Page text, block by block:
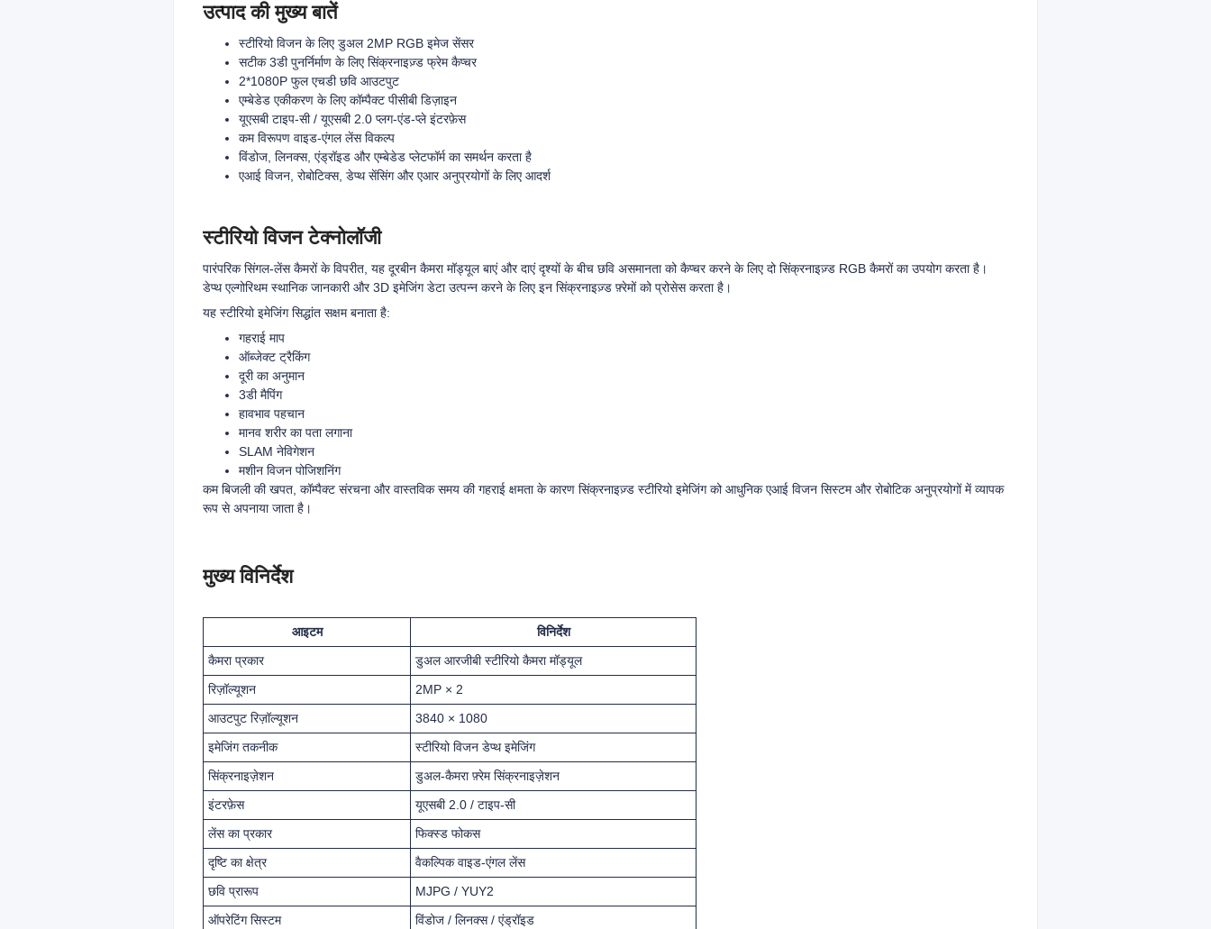
उत्पाद की मुख्य बातें
स्टीरियो विजन के लिए डुअल 2MP RGB इमेज सेंसर
सटीक 3डी पुनर्निर्माण के लिए सिंक्रनाइज़्ड फ्रेम कैप्चर
2*1080P फुल एचडी छवि आउटपुट
एम्बेडेड एकीकरण के लिए कॉम्पैक्ट पीसीबी डिज़ाइन
यूएसबी टाइप-सी / यूएसबी 2.0 प्लग-एंड-प्ले इंटरफ़ेस
कम विरूपण वाइड-एंगल लेंस विकल्प
विंडोज, लिनक्स, एंड्रॉइड और एम्बेडेड प्लेटफॉर्म का समर्थन करता है
एआई विजन, रोबोटिक्स, डेप्थ सेंसिंग और एआर अनुप्रयोगों के लिए आदर्श
स्टीरियो विजन टेक्नोलॉजी
पारंपरिक सिंगल-लेंस कैमरों के विपरीत, यह दूरबीन कैमरा मॉड्यूल बाएं और दाएं दृश्यों के बीच छवि असमानता को कैप्चर करने के लिए दो सिंक्रनाइज़्ड RGB कैमरों का उपयोग करता है।
डेप्थ एल्गोरिथम स्थानिक जानकारी और 3D इमेजिंग डेटा उत्पन्न करने के लिए इन सिंक्रनाइज़्ड फ़्रेमों को प्रोसेस करता है।
यह स्टीरियो इमेजिंग सिद्धांत सक्षम बनाता है:
गहराई माप
ऑब्जेक्ट ट्रैकिंग
दूरी का अनुमान
3डी मैपिंग
हावभाव पहचान
मानव शरीर का पता लगाना
SLAM नेविगेशन
मशीन विजन पोजिशनिंग
कम बिजली की खपत, कॉम्पैक्ट संरचना और वास्तविक समय की गहराई क्षमता के कारण सिंक्रनाइज़्ड स्टीरियो इमेजिंग को आधुनिक एआई विजन सिस्टम और रोबोटिक अनुप्रयोगों में व्यापक
रूप से अपनाया जाता है।
मुख्य विनिर्देश
आइटम
विनिर्देश
कैमरा प्रकार
डुअल आरजीबी स्टीरियो कैमरा मॉड्यूल
रिज़ॉल्यूशन
2MP × 2
आउटपुट रिज़ॉल्यूशन
3840 × 1080
इमेजिंग तकनीक
स्टीरियो विजन डेप्थ इमेजिंग
सिंक्रनाइज़ेशन
डुअल-कैमरा फ़्रेम सिंक्रनाइज़ेशन
इंटरफ़ेस
यूएसबी 2.0 / टाइप-सी
लेंस का प्रकार
फिक्स्ड फोकस
दृष्टि का क्षेत्र
वैकल्पिक वाइड-एंगल लेंस
छवि प्रारूप
MJPG / YUY2
ऑपरेटिंग सिस्टम
विंडोज / लिनक्स / एंड्रॉइड